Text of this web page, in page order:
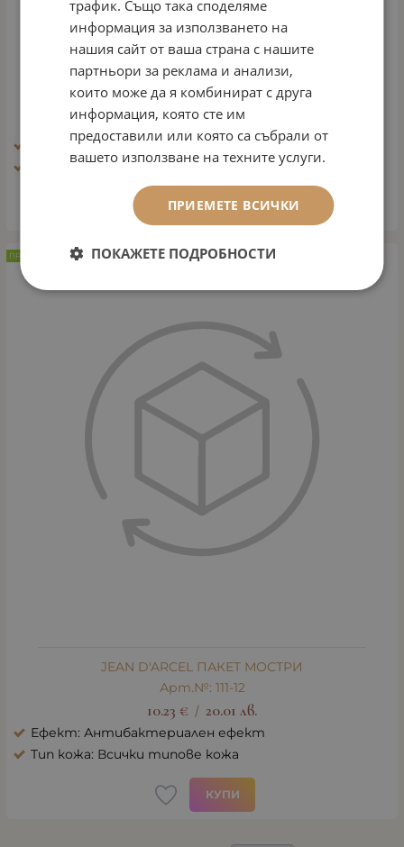
БАЗА ЗА СЕНКИ 3 В 1
Арт.№: 2202
11.76€ / 23.00лв.
Ефект: Блясък, избистряне, освежаване
Тип кожа: Всички типове кожа
ВАРИАНТИ
JEAN D'ARCEL ПАКЕТ МОСТРИ
Арт.№: 111-12
10.23 € / 20.01 лв.
Ефект: Антибактериален ефект
Тип кожа: Всички типове кожа
КУПИ
ПРЕПОРЪЧАН
трафик. Също така споделяме
информация за използването на
нашия сайт от ваша страна с нашите
партньори за реклама и анализи,
които може да я комбинират с друга
информация, която сте им
предоставили или която са събрали от
вашето използване на техните услуги.
ПРИЕМЕТЕ ВСИЧКИ
ПОКАЖЕТЕ ПОДРОБНОСТИ